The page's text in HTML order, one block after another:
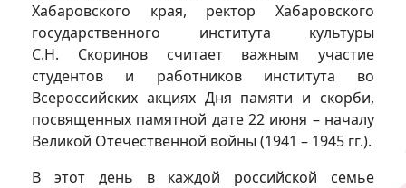
Хабаровского края, ректор Хабаровского
государственного института культуры
С.Н. Скоринов считает важным участие
студентов и работников института во
Всероссийских акциях Дня памяти и скорби,
посвященных памятной дате 22 июня – началу
Великой Отечественной войны (1941 – 1945 гг.).
В этот день в каждой российской семье